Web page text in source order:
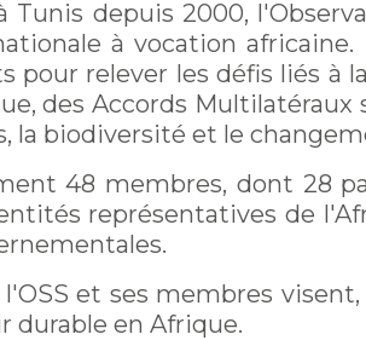
Tunis depuis 2000,
à vocation
pour relever les défis liés à
des Accords
la biodiversité et le
48 membres, dont 28
représentatives de
et ses membres
durable en Afrique.